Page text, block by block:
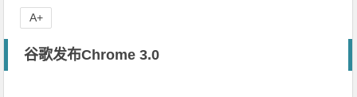
谷歌发布Chrome 3.0
A+